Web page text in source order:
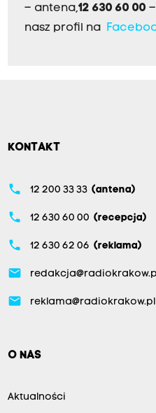
– antena,12 630 60 00
nasz profil na
KONTAKT
phone 12 200 33 33 (antena)
phone 12 630 60 00 (recepcja)
phone 12 630 62 06 (reklama)
email
email reklama@radiokrakow.pl
O NAS
Aktualności